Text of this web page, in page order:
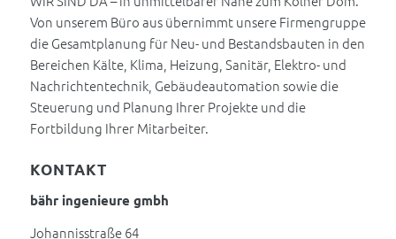
Von unserem Büro aus übernimmt unsere Firmengruppe
die Gesamtplanung für Neu- und Bestandsbauten in den
Bereichen Kälte, Klima, Heizung, Sanitär, Elektro- und
Nachrichtentechnik, Gebäudeautomation sowie die
Steuerung und Planung Ihrer Projekte und die
Fortbildung Ihrer Mitarbeiter.
KONTAKT
bähr ingenieure gmbh
Johannisstraße 64